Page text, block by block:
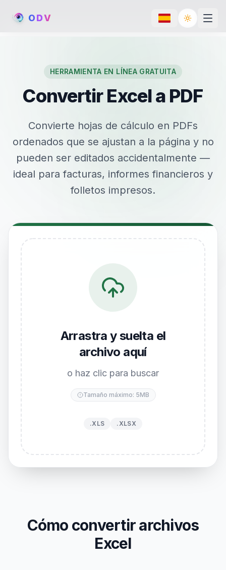
ODV Toggle
HERRAMIENTA EN LÍNEA GRATUITA
Convertir Excel a PDF
Convierte hojas de cálculo en PDFs
ordenados que se ajustan a la página y no
pueden ser editados accidentalmente —
ideal para facturas, informes financieros y
folletos impresos.
Arrastra y suelta el
archivo aquí
o haz clic para buscar
Tamaño máximo: 5MB
.XLS .XLSX
Cómo convertir archivos
Excel